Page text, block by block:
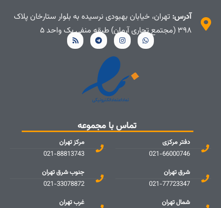
آدرس: تهران، خیابان بهبودی نرسیده به بلوار ستارخان پلاک
۳۹۸ (مجتمع تجاری آرمان) طبقه منفی یک واحد ۵
تماس با مجموعه
دفتر مرکزی
021-66000746
شرق تهران
021-77723347
شمال تهران
مرکز تهران
021-88813743
جنوب شرق تهران
021-33078872
غرب تهران